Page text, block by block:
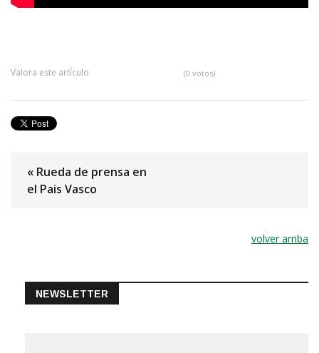
Valora este artículo (0 votos)
« Rueda de prensa en
el Pais Vasco
volver arriba
NEWSLETTER